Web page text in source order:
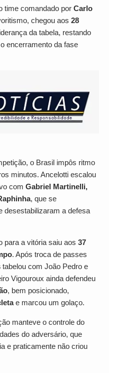
time comandado por Carlo
chegou aos 28
da tabela, restando
encerramento da fase
o Brasil impôs ritmo
minutos. Ancelotti escalou
com Gabriel Martinelli,
, que se
desestabilizaram a defesa
para a vitória saiu aos 37
. Após troca de passes
tabelou com João Pedro e
Vigouroux ainda defendeu
, bem posicionado,
e marcou um golaço.
manteve o controle do
do adversário, que
e praticamente não criou